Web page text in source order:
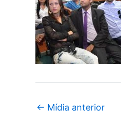
← Mídia anterior